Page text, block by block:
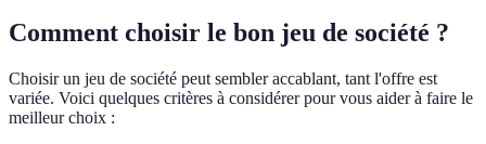
Comment choisir le bon jeu de société ?
Choisir un jeu de société peut sembler accablant, tant l'offre est
variée. Voici quelques critères à considérer pour vous aider à faire le
meilleur choix :